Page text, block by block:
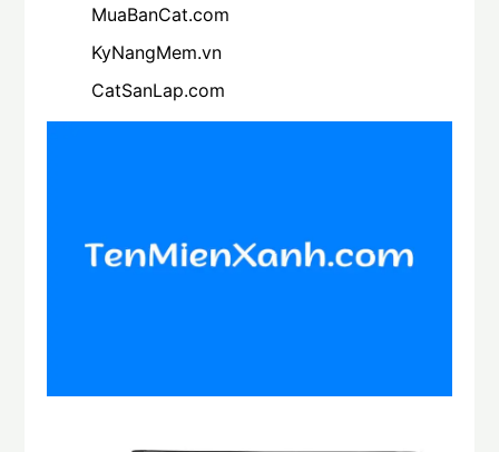
MuaBanCat.com
KyNangMem.vn
CatSanLap.com